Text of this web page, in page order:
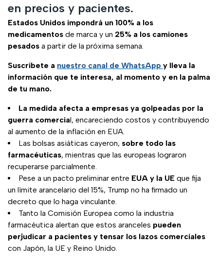
en precios y pacientes.
Estados Unidos impondrá un 100% a los
medicamentos de marca y un 25% a los camiones
pesados a partir de la próxima semana.
Suscríbete a nuestro canal de WhatsApp y lleva la
información que te interesa, al momento y en la palma
de tu mano.
La medida afecta a empresas ya golpeadas por la
guerra comercial, encareciendo costos y contribuyendo
al aumento de la inflación en EUA.
Las bolsas asiáticas cayeron, sobre todo las
farmacéuticas, mientras que las europeas lograron
recuperarse parcialmente.
Pese a un pacto preliminar entre EUA y la UE que fija
un límite arancelario del 15%, Trump no ha firmado un
decreto que lo haga vinculante.
Tanto la Comisión Europea como la industria
farmacéutica alertan que estos aranceles pueden
perjudicar a pacientes y tensar los lazos comerciales
con Japón, la UE y Reino Unido.